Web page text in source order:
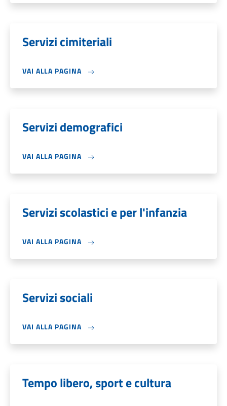
Servizi cimiteriali
VAI ALLA PAGINA
Servizi demografici
VAI ALLA PAGINA
Servizi scolastici e per l'infanzia
VAI ALLA PAGINA
Servizi sociali
VAI ALLA PAGINA
Tempo libero, sport e cultura